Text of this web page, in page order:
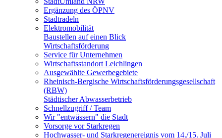
Ergänzung des ÖPNV
Stadtradeln
Elektromobilität
Baustellen auf einen Blick
Wirtschaftsförderung
Service für Unternehmen
Wirtschaftsstandort Leichlingen
Ausgewählte Gewerbegebiete
Rheinisch-Bergische Wirtschaftsförderungsgesellschaft
(RBW)
Städtischer Abwasserbetrieb
Schnellzugriff / Team
Wir "entwässern" die Stadt
Vorsorge vor Starkregen
Hochwasser- und Starkregenereignis vom 14./15. Juli